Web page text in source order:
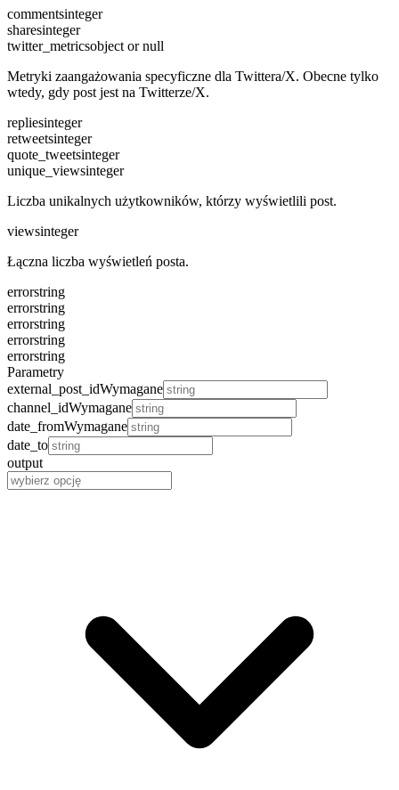
commentsinteger
sharesinteger
twitter_metricsobject or null
Metryki zaangażowania specyficzne dla Twittera/X. Obecne tylko
wtedy, gdy post jest na Twitterze/X.
repliesinteger
retweetsinteger
quote_tweetsinteger
unique_viewsinteger
Liczba unikalnych użytkowników, którzy wyświetlili post.
viewsinteger
Łączna liczba wyświetleń posta.
errorstring
errorstring
errorstring
errorstring
errorstring
Parametry
external_post_idWymagane
channel_idWymagane
date_fromWymagane
date_to
output